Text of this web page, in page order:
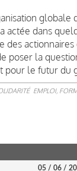
globale
actée dans
des
poser la
le futur du
EMPLOI,
05 / 06 /